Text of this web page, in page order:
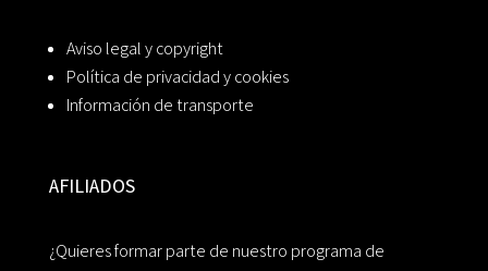
Aviso legal y copyright
Política de privacidad y cookies
Información de transporte
AFILIADOS
¿Quieres formar parte de nuestro programa de